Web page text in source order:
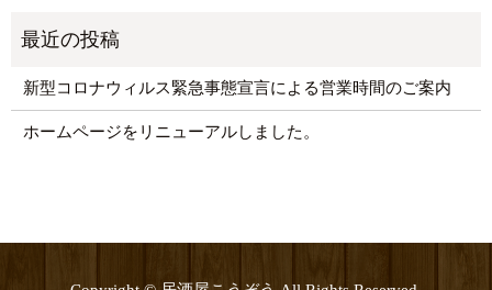
新型コロナウィルス緊急事態宣言による営業時間のご案内
ホームページをリニューアルしました。